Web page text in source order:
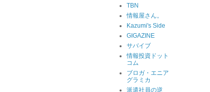
TBN
情報屋さん。
Kazumi's Side
GIGAZINE
サバイブ
情報投資ドット
コム
ブロガ・エニア
グラミカ
派遣社員の逆